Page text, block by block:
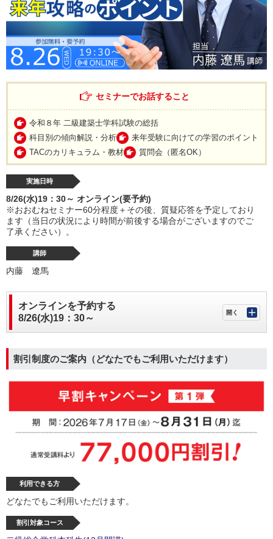
セミナーでお話すること
令和８年 二級建築士学科試験の総括
科目別の傾向解説・分析
来年受験に向けての学習のポイント
TACのカリキュラム・教材
質問会（匿名OK）
実施日時
8/26(水)19：30～ オンライン(要予約)
※おおむねセミナー60分程度＋その後、質疑応答を予定しており
ます（当日の状況により時間が前後する場合がございますのでご
了承ください）。
講師
内藤 遼馬
オンラインを予約する
8/26(水)19：30～
割引制度のご案内（どなたでもご利用いただけます）
利用できる方
どなたでもご利用いただけます。
割引対象コース